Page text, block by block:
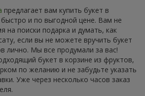
предлагает вам купить букет в
и по выгодной цене. Вам не
на поиски подарка и думать, как
если вы не можете вручить букет
лично. Мы все продумали за вас!
букет в корзине из фруктов,
по желанию и не забудьте указать
Уже через несколько часов заказ